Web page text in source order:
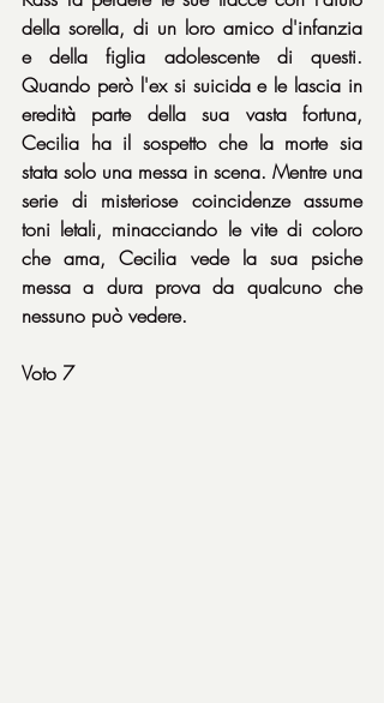
della sorella, di un loro amico d'infanzia
e della figlia adolescente di questi.
Quando però l'ex si suicida e le lascia in
eredità parte della sua vasta fortuna,
Cecilia ha il sospetto che la morte sia
stata solo una messa in scena. Mentre una
serie di misteriose coincidenze assume
toni letali, minacciando le vite di coloro
che ama, Cecilia vede la sua psiche
messa a dura prova da qualcuno che
nessuno può vedere.
Voto 7